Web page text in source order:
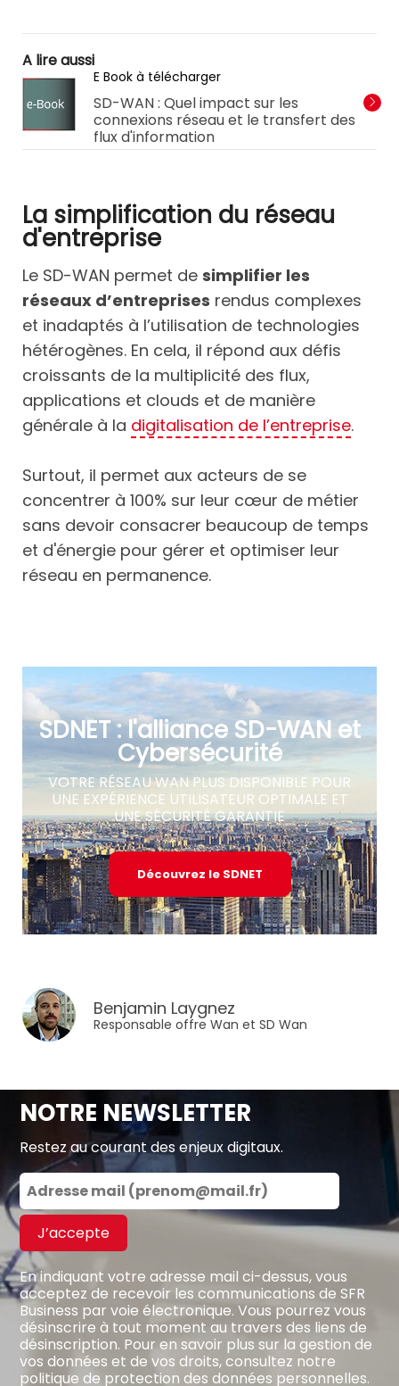
A lire aussi
E Book à télécharger
SD-WAN : Quel impact sur les
connexions réseau et le transfert des
flux d'information
La simplification du réseau
d'entreprise
Le SD-WAN permet desimplifier les
réseaux d’entreprises rendus complexes
et inadaptés à l’utilisation de technologies
hétérogènes. En cela, il répond aux défis
croissants de la multiplicité des flux,
applications et clouds et de manière
générale à la digitalisation de l’entreprise.
Surtout, il permet aux acteurs de se
concentrer à 100% sur leur cœur de métier
sans devoir consacrer beaucoup de temps
et d'énergie pour gérer et optimiser leur
réseau en permanence.
SDNET : l'alliance SD-WAN et
Cybersécurité
VOTRE RÉSEAU WAN PLUS DISPONIBLE POUR
UNE EXPÉRIENCE UTILISATEUR OPTIMALE ET
UNE SÉCURITÉ GARANTIE
Découvrez le SDNET
Benjamin Laygnez
Responsable offre Wan et SD Wan
NOTRE NEWSLETTER
Restez au courant des enjeux digitaux.
J’accepte
En indiquant votre adresse mail ci-dessus, vous
acceptez de recevoir les communications de SFR
Business par voie électronique. Vous pourrez vous
désinscrire à tout moment au travers des liens de
désinscription. Pour en savoir plus sur la gestion de
vos données et de vos droits, consultez notre
politique de protection des données personnelles.